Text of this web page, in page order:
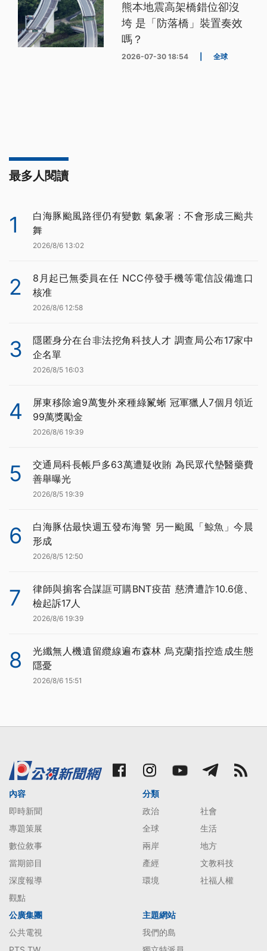
熊本地震高架橋錯位卻沒
垮 是「防落橋」裝置奏效
嗎？
2026-07-30 18:54 全球
最多人閱讀
1
白海豚颱風路徑仍有變數 氣象署：不會形成三颱共
舞
2026/8/6 13:02
2
8月起已無委員在任 NCC停發手機等電信設備進口
核准
2026/8/6 12:58
3
隱匿身分在台非法挖角科技人才 調查局公布17家中
企名單
2026/8/5 16:03
4
屏東移除逾9萬隻外來種綠鬣蜥 冠軍獵人7個月領近
99萬獎勵金
2026/8/6 19:39
5
交通局科長帳戶多63萬遭疑收賄 為民眾代墊醫藥費
善舉曝光
2026/8/5 19:39
6
白海豚估最快週五發布海警 另一颱風「鯨魚」今晨
形成
2026/8/5 12:50
7
律師與掮客合謀誆可購BNT疫苗 慈濟遭詐10.6億、
檢起訴17人
2026/8/6 19:39
8
光纖無人機遺留纜線遍布森林 烏克蘭指控造成生態
隱憂
2026/8/6 15:51
內容
即時新聞
專題策展
數位敘事
當期節目
深度報導
觀點
分類
政治
社會
全球
生活
兩岸
地方
產經
文教科技
環境
社福人權
公廣集團
公共電視
主題網站
我們的島